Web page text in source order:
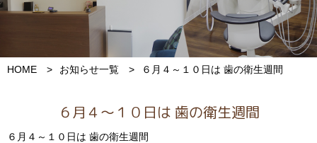
HOME お知らせ一覧 ６月４～１０日は 歯の衛生週間
６月４～１０日は 歯の衛生週間
６月４～１０日は 歯の衛生週間